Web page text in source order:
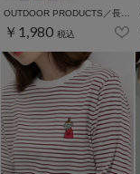
￥1,980 税込